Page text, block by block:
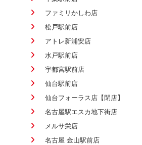
ファミリかしわ店
松戸駅前店
アトレ新浦安店
水戸駅前店
宇都宮駅前店
仙台駅前店
仙台フォーラス店【閉店】
名古屋駅エスカ地下街店
メルサ栄店
名古屋 金山駅前店